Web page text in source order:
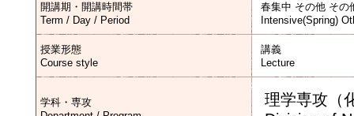
開講期・開講時間帯
Term / Day / Period
春集中 その他 その
Intensive(Spring)
授業形態
Course style
講義
Lecture
学科・専攻
理学専攻（